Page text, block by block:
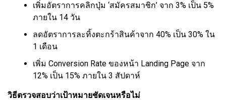
เพิ่มอัตราการคลิกปุ่ม ‘สมัครสมาชิก’ จาก 3% เป็น 5%
ภายใน 14 วัน
ลดอัตราการละทิ้งตะกร้าสินค้าจาก 40% เป็น 30% ใน
1 เดือน
เพิ่ม Conversion Rate ของหน้า Landing Page จาก
12% เป็น 15% ภายใน 3 สัปดาห์
วิธีตรวจสอบว่าเป้าหมายชัดเจนหรือไม่